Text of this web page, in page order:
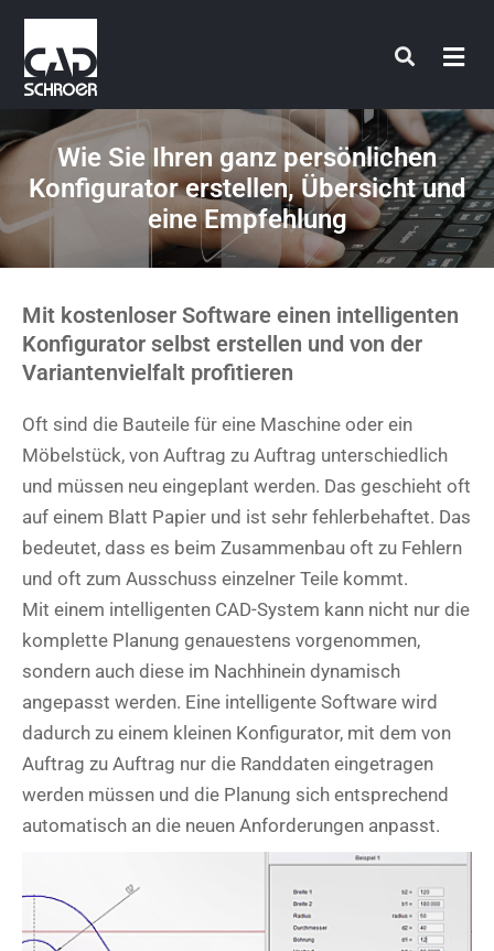
Zum
Inhalt
springen
Wie Sie Ihren ganz persönlichen
Konfigurator erstellen, Übersicht und
eine Empfehlung
Mit kostenloser Software einen intelligenten
Konfigurator selbst erstellen und von der
Variantenvielfalt profitieren
Oft sind die Bauteile für eine Maschine oder ein
Möbelstück, von Auftrag zu Auftrag unterschiedlich
und müssen neu eingeplant werden. Das geschieht oft
auf einem Blatt Papier und ist sehr fehlerbehaftet. Das
bedeutet, dass es beim Zusammenbau oft zu Fehlern
und oft zum Ausschuss einzelner Teile kommt.
Mit einem intelligenten CAD-System kann nicht nur die
komplette Planung genauestens vorgenommen,
sondern auch diese im Nachhinein dynamisch
angepasst werden. Eine intelligente Software wird
dadurch zu einem kleinen Konfigurator, mit dem von
Auftrag zu Auftrag nur die Randdaten eingetragen
werden müssen und die Planung sich entsprechend
automatisch an die neuen Anforderungen anpasst.